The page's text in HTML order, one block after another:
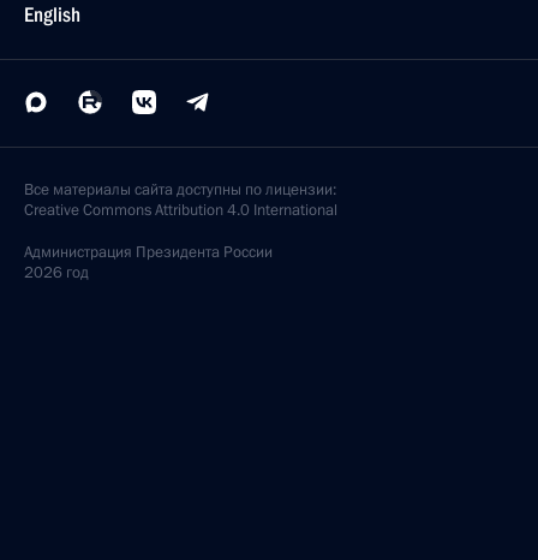
English
Все материалы сайта доступны по лицензии:
Creative Commons Attribution 4.0 International
Администрация Президента России
2026 год